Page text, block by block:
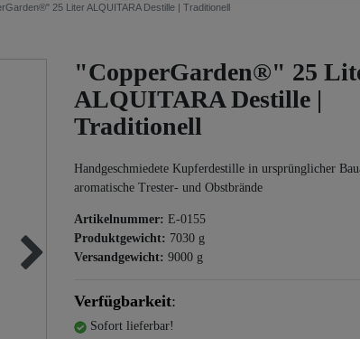
25 Liter ALQUITARA Destille | Traditionell
"CopperGarden®" 25
ALQUITARA Destille |
Traditionell
Handgeschmiedete Kupferdestille in ursprünglicher
aromatische Trester- und Obstbrände
Artikelnummer: E-0155
Produktgewicht: 7030 g
Versandgewicht: 9000 g
Verfügbarkeit:
Sofort lieferbar!